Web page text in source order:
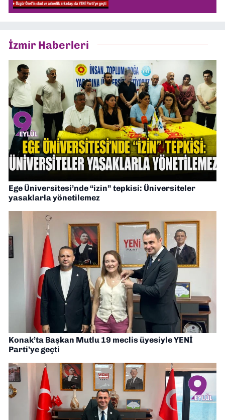
İzmir Haberleri
Ege Üniversitesi’nde “izin” tepkisi: Üniversiteler
yasaklarla yönetilemez
Konak’ta Başkan Mutlu 19 meclis üyesiyle YENİ
Parti’ye geçti